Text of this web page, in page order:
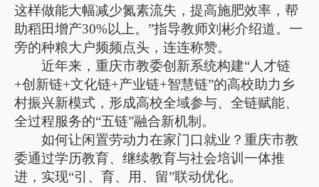
这样做能大幅减少氮素流失，提高施肥效率，帮
助稻田增产30%以上。”指导教师刘彬介绍道。一
旁的种粮大户频频点头，连连称赞。
近年来，重庆市教委创新系统构建“人才链
+创新链+文化链+产业链+智慧链”的高校助力乡
村振兴新模式，形成高校全域参与、全链赋能、
全过程服务的“五链”融合新机制。
如何让闲置劳动力在家门口就业？重庆市教
委通过学历教育、继续教育与社会培训一体推
进，实现“引、育、用、留”联动优化。